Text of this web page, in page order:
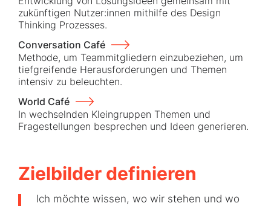
zukünftigen Nutzer:innen mithilfe des Design
Thinking Prozesses.
Conversation Café
Methode, um Teammitgliedern einzubeziehen, um
tiefgreifende Herausforderungen und Themen
intensiv zu beleuchten.
World Café
In wechselnden Kleingruppen Themen und
Fragestellungen besprechen und Ideen generieren.
Zielbilder definieren
Ich möchte wissen, wo wir stehen und wo